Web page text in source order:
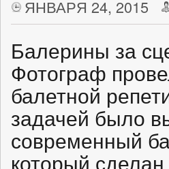
ЯНВАРЯ 24, 2015
Балерины за
Фотограф
балетной
задачей было
современный
который